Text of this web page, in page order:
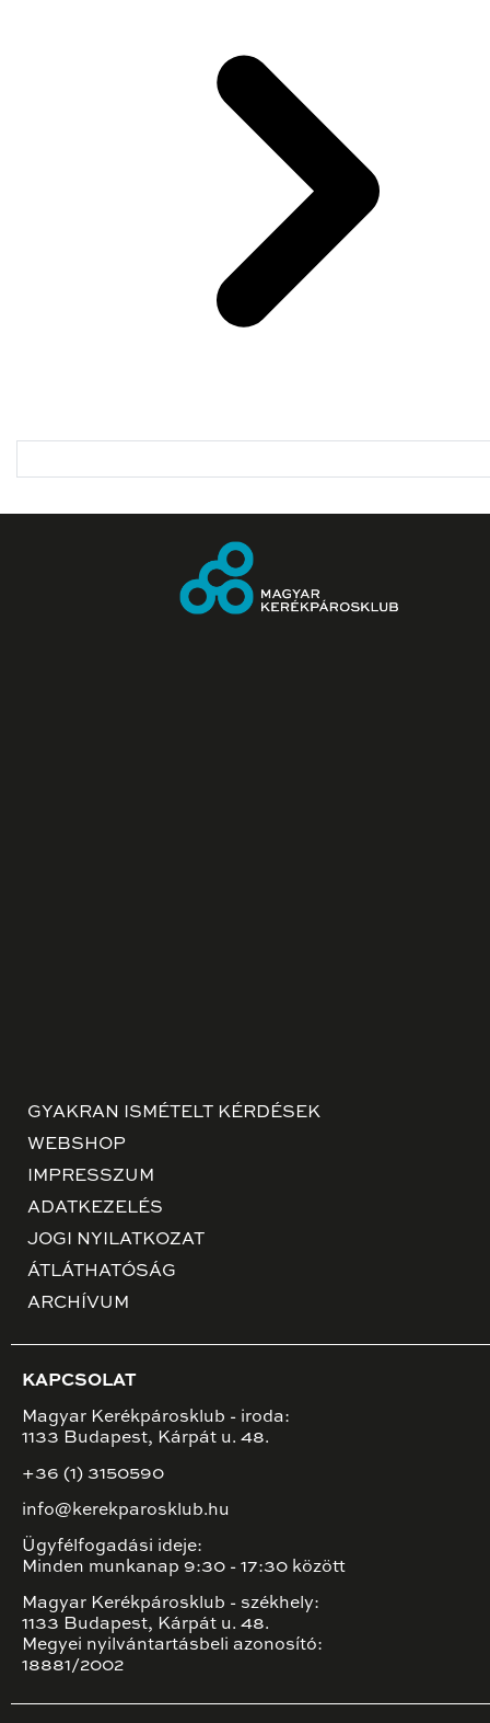
GYAKRAN ISMÉTELT KÉRDÉSEK
WEBSHOP
IMPRESSZUM
ADATKEZELÉS
JOGI NYILATKOZAT
ÁTLÁTHATÓSÁG
ARCHÍVUM
KAPCSOLAT
Magyar Kerékpárosklub - iroda:
1133 Budapest, Kárpát u. 48.
+36 (1) 3150590
info@kerekparosklub.hu
Ügyfélfogadási ideje:
Minden munkanap 9:30 - 17:30 között
Magyar Kerékpárosklub - székhely:
1133 Budapest, Kárpát u. 48.
Megyei nyilvántartásbeli azonosító:
18881/2002